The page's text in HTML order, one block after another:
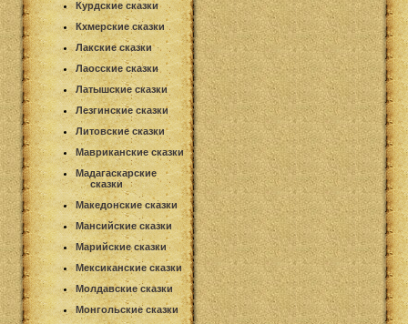
Курдские сказки
Кхмерские сказки
Лакские сказки
Лаосские сказки
Латышские сказки
Лезгинские сказки
Литовские сказки
Мавриканские сказки
Мадагаскарские
сказки
Македонские сказки
Мансийские сказки
Марийские сказки
Мексиканские сказки
Молдавские сказки
Монгольские сказки